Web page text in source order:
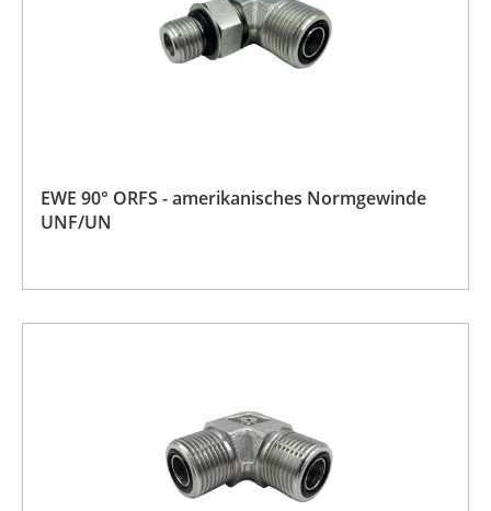
EWE 90° ORFS - amerikanisches Normgewinde
UNF/UN